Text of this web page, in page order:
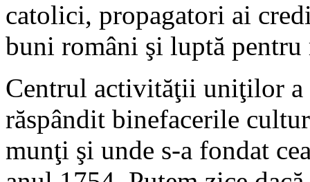
catolici, propagatori ai
buni români şi luptă
Centrul activităţii uniţilor a
răspândit binefacerile
munţi şi unde s-a fondat